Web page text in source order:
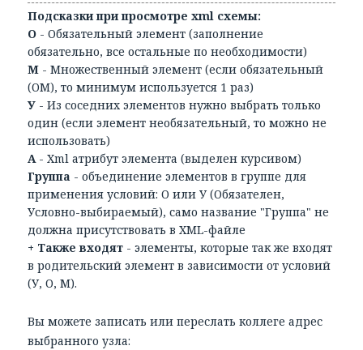
Подсказки при просмотре xml схемы:
О - Обязательный элемент (заполнение
обязательно, все остальные по необходимости)
М - Множественный элемент (если обязательный
(ОМ), то минимум используется 1 раз)
У - Из соседних элементов нужно выбрать только
один (если элемент необязательный, то можно не
использовать)
А- Xml атрибут элемента (выделен курсивом)
Группа - объединение элементов в группе для
применения условий: О или У (Обязателен,
Условно-выбираемый), само название "Группа" не
должна присутствовать в XML-файле
+ Также входят - элементы, которые так же входят
в родительский элемент в зависимости от условий
(У, О, М).
Вы можете записать или переслать коллеге адрес
выбранного узла: